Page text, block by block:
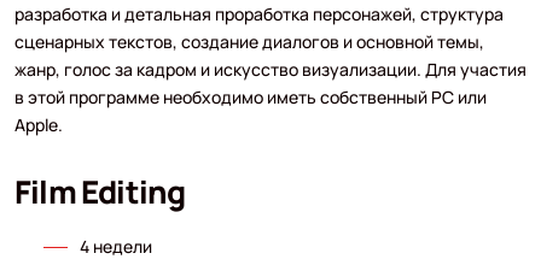
разработка и детальная проработка персонажей, структура
сценарных текстов, создание диалогов и основной темы,
жанр, голос за кадром и искусство визуализации. Для участия
в этой программе необходимо иметь собственный PC или
Apple.
Film Editing
4 недели